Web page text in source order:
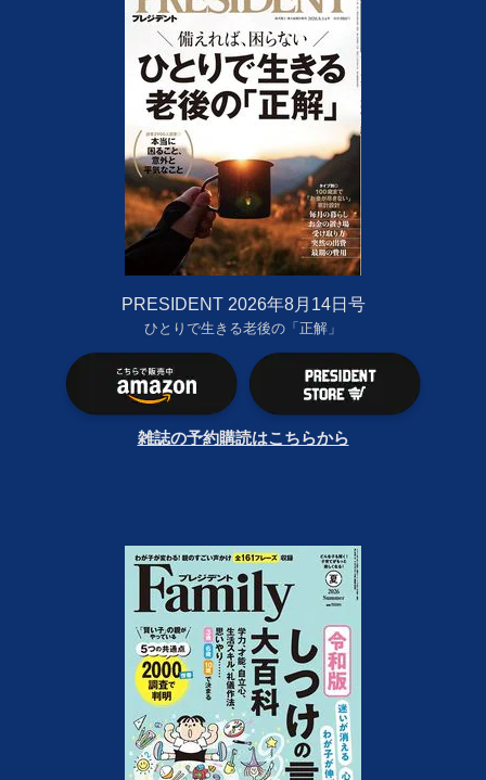
PRESIDENT 2026年8月14日号
ひとりで生きる老後の「正解」
雑誌の予約購読はこちらから